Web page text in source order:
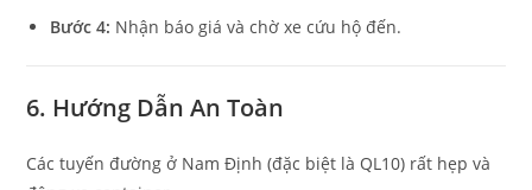
Bước 4: Nhận báo giá và chờ xe cứu hộ đến.
6. Hướng Dẫn An Toàn
Các tuyến đường ở Nam Định (đặc biệt là QL10) rất hẹp và